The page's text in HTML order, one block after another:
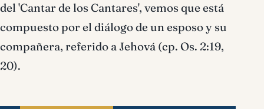
del 'Cantar de los Cantares', vemos que está
compuesto por el diálogo de un esposo y su
compañera, referido a Jehová (cp. Os. 2:19,
20).